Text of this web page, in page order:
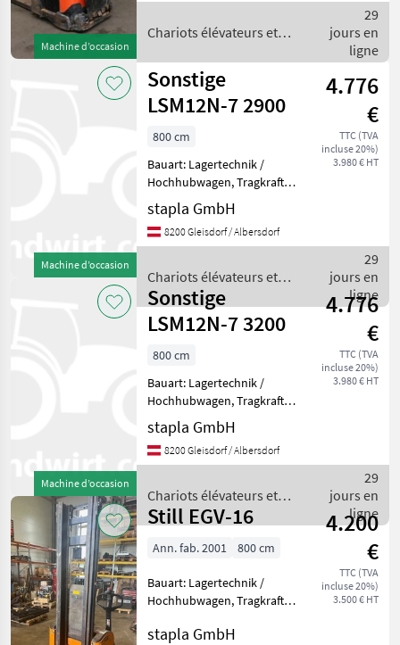
Machine d’occasion
Batterie: PzS Bj. 2024 24V
Chariots élévateurs et
Toyota
29
jours en
ligne
Machine d’occasion
Sonstige
LSM12N-7 2900
4.776
€
TTC (TVA
incluse 20%)
3.980 € HT
800 cm
Bauart: Lagertechnik /
Hochhubwagen, Tragkraft:
1200kg, Hubhöhe: 2900mm,
Bauhöhe: 1930mm,
Gabellänge: 1150mm,
Sonderausstattung: CE
Zertifikat,
stapla GmbH
8200 Gleisdorf / Albersdorf
Chariots élévateurs et
techniques de stockage /
Sonstige
29
jours en
ligne
Machine d’occasion
Sonstige
LSM12N-7 3200
4.776
€
TTC (TVA
incluse 20%)
3.980 € HT
800 cm
Bauart: Lagertechnik /
Hochhubwagen, Tragkraft:
1200kg, Hubhöhe: 3200mm,
Bauhöhe: 2080mm,
Gabellänge: 1150mm,
Sonderausstattung: CE
Zertifikat,
stapla GmbH
8200 Gleisdorf / Albersdorf
Chariots élévateurs et
techniques de stockage /
Sonstige
29
jours en
ligne
Still EGV-16
4.200
€
TTC (TVA
incluse 20%)
3.500 € HT
Ann. fab. 2001 800 cm
Bauart: Lagertechnik /
Hochhubwagen, Tragkraft:
Bauhöhe: 2370mm,
stapla GmbH